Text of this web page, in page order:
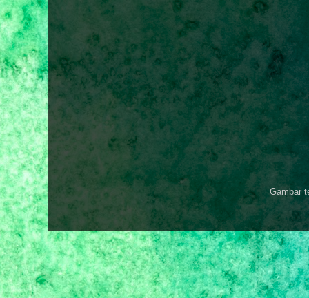
Gambar